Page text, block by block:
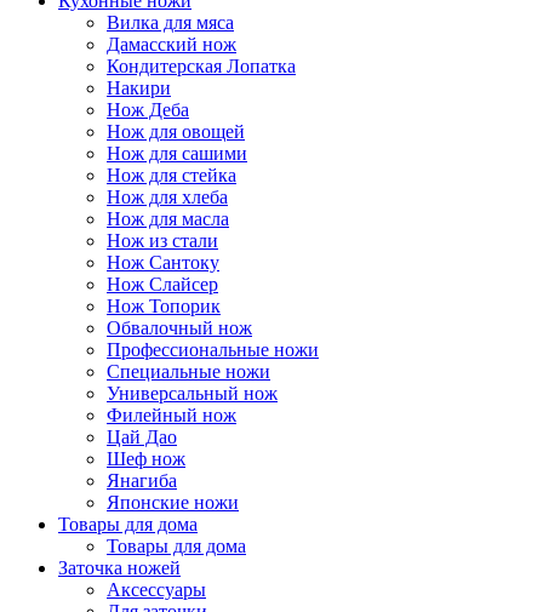
Вилка для мяса
Дамасский нож
Кондитерская Лопатка
Накири
Нож Деба
Нож для овощей
Нож для сашими
Нож для стейка
Нож для хлеба
Нож для масла
Нож из стали
Нож Сантоку
Нож Слайсер
Нож Топорик
Обвалочный нож
Профессиональные ножи
Специальные ножи
Универсальный нож
Филейный нож
Цай Дао
Шеф нож
Янагиба
Японские ножи
Товары для дома
Товары для дома
Заточка ножей
Аксессуары